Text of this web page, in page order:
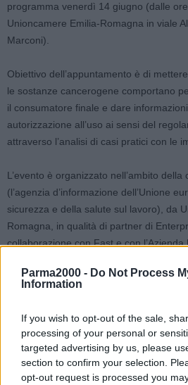
Parma2000 - Do Not Process
Information
If you wish to opt-out of the sale,
processing of your personal or
targeted advertising by us, please
section to confirm your selection.
opt-out request is processed you
programma venerdì 14 giugno (dalle
Unioncamere Emilia-Romagna in viale
Marconi).
Obiettivo dell’appuntamento è di
le sostanze cancerogene comportano
il consumatore finale e dare
autorizzazione all’uso ai sensi del
attraverso l’analisi di casi pratici con le
L’evento è organizzato nell’ambito della
(l’agenzia d’informazione dell’Unione
sicurezza e della salute sul lavoro), da
Romagna, in qualità di partner di
collaborazione con Fast e con l’Azienda
La campagna 2018-19 mira a
La rete Enterprise Europe Network
diffusione capillare del messaggio alle
europea sulle sostanze chimiche